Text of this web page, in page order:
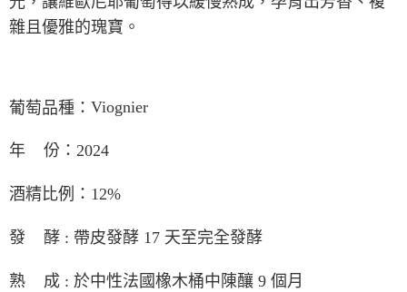
雜且優雅的瑰寶。
葡萄品種： Viognier
年 份： 2024
酒精比例： 12%
發 酵 : 帶皮發酵 17 天至完全發酵
熟 成 : 於中性法國橡木桶中陳釀 9 個月